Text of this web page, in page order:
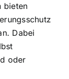
bieten
Dabei
oder